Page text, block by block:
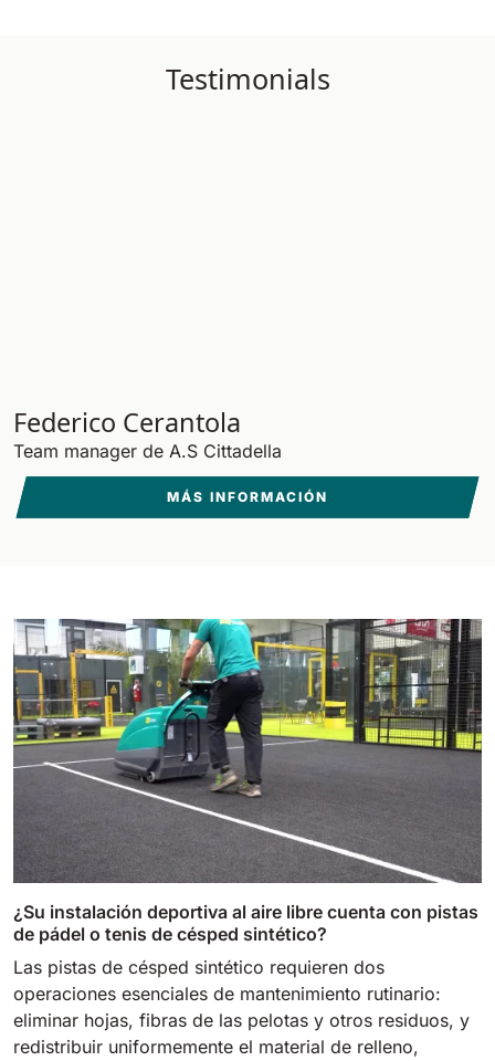
Testimonials
Federico Cerantola
Team manager de A.S Cittadella
MÁS INFORMACIÓN
¿Su instalación deportiva al aire libre cuenta con pistas
de pádel o tenis de césped sintético?
Las pistas de césped sintético requieren dos
operaciones esenciales de mantenimiento rutinario:
eliminar hojas, fibras de las pelotas y otros residuos, y
redistribuir uniformemente el material de relleno,